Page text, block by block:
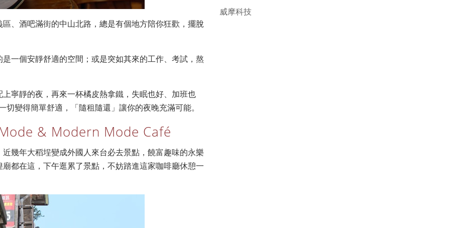
、酒吧滿街的中山北路，總是有個地方陪你狂歡，擺脫
一個安靜舒適的空間；或是突如其來的工作、考試，熬
寧靜的夜，再來一杯橘皮熱拿鐵，失眠也好、加班也
變得簡單舒適，「隨租隨還」讓你的夜晚充滿可能。
& Modern Mode Café
幾年大稻埕變成外國人來台必去景點，饒富趣味的永樂
都在這，下午逛累了景點，不妨踏進這家咖啡廳休憩一
威摩科技